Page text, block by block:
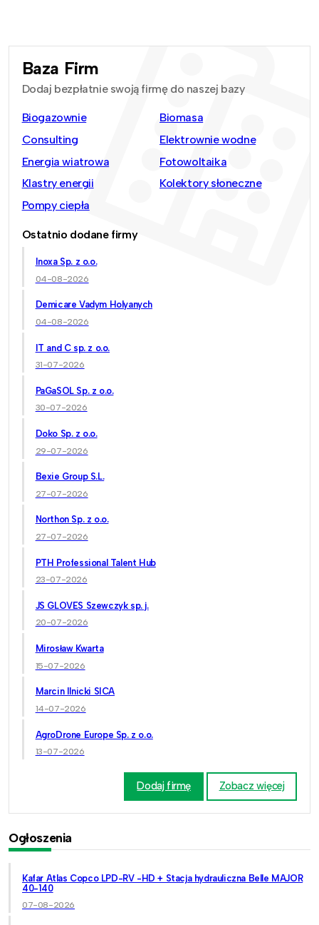
Baza Firm
Dodaj bezpłatnie swoją firmę do naszej bazy
Biogazownie
Biomasa
Consulting
Elektrownie wodne
Energia wiatrowa
Fotowoltaika
Klastry energii
Kolektory słoneczne
Pompy ciepła
Ostatnio dodane firmy
Inoxa Sp. z o.o.
04-08-2026
Demicare Vadym Holyanych
04-08-2026
IT and C sp. z o.o.
31-07-2026
PaGaSOL Sp. z o.o.
30-07-2026
Doko Sp. z o.o.
29-07-2026
Bexie Group S.L.
27-07-2026
Northon Sp. z o.o.
27-07-2026
PTH Professional Talent Hub
23-07-2026
JS GLOVES Szewczyk sp. j.
20-07-2026
Mirosław Kwarta
15-07-2026
Marcin Ilnicki SICA
14-07-2026
AgroDrone Europe Sp. z o.o.
13-07-2026
Dodaj firmę Zobacz więcej
Ogłoszenia
Kafar Atlas Copco LPD-RV -HD + Stacja hydrauliczna Belle MAJOR
40-140
07-08-2026